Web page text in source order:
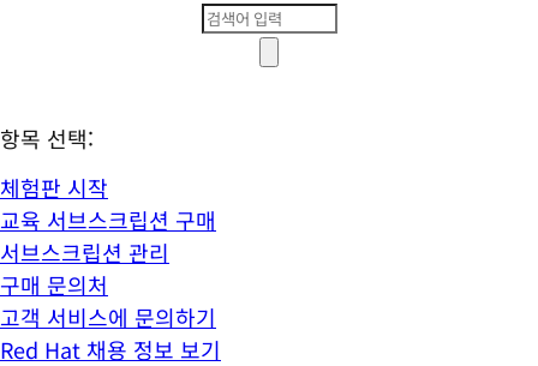
항목 선택:
체험판 시작
교육 서브스크립션 구매
서브스크립션 관리
구매 문의처
고객 서비스에 문의하기
Red Hat 채용 정보 보기